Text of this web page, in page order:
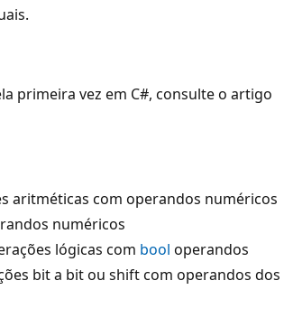
primeira vez em C#, consulte o artigo
aritméticas com operandos numéricos
numéricos
lógicas com bool operandos
bit a bit ou shift com operandos dos